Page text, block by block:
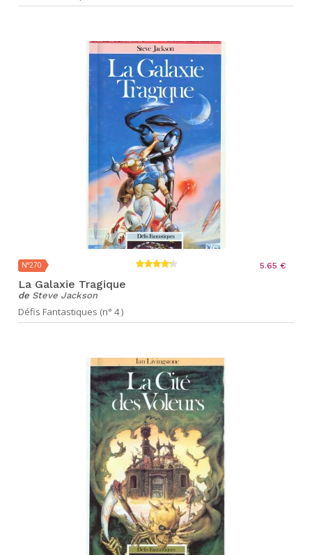
N°270 5.65 €
La Galaxie Tragique
de Steve Jackson
Défis Fantastiques (n° 4 )